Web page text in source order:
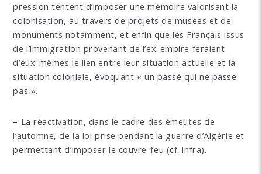
pression tentent d’imposer une mémoire valorisant la
colonisation, au travers de projets de musées et de
monuments notamment, et enfin que les Français issus
de l’immigration provenant de l’ex-empire feraient
d’eux-mêmes le lien entre leur situation actuelle et la
situation coloniale, évoquant « un passé qui ne passe
pas ».
– La réactivation, dans le cadre des émeutes de
l’automne, de la loi prise pendant la guerre d’Algérie et
permettant d’imposer le couvre-feu (cf. infra).